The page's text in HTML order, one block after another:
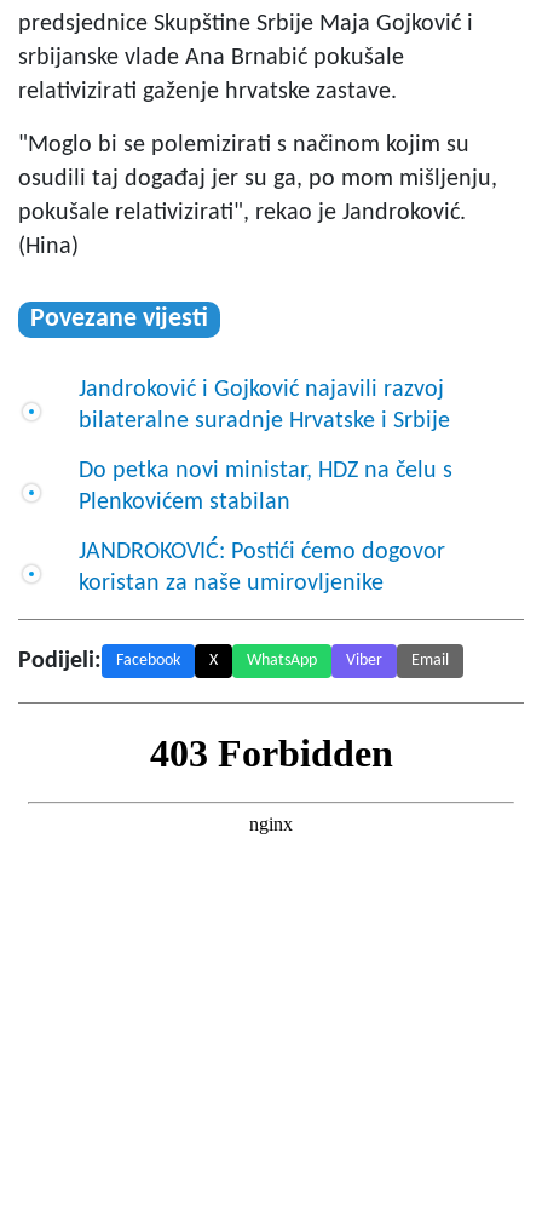
predsjednice Skupštine Srbije Maja Gojković i
srbijanske vlade Ana Brnabić pokušale
relativizirati gaženje hrvatske zastave.
"Moglo bi se polemizirati s načinom kojim su
osudili taj događaj jer su ga, po mom mišljenju,
pokušale relativizirati", rekao je Jandroković.
(Hina)
Povezane vijesti
Jandroković i Gojković najavili razvoj
bilateralne suradnje Hrvatske i Srbije
Do petka novi ministar, HDZ na čelu s
Plenkovićem stabilan
JANDROKOVIĆ: Postići ćemo dogovor
koristan za naše umirovljenike
Podijeli: Facebook X WhatsApp Viber Email